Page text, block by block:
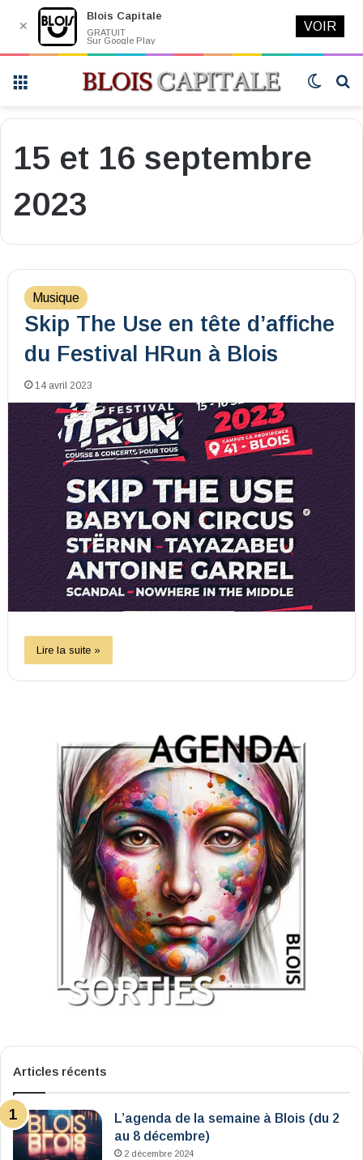
Switch
15 et 16 septembre
2023
Musique
Skip The Use en tête d’affiche
du Festival HRun à Blois
14 avril 2023
Lire la suite »
Articles récents
L’agenda de la semaine à Blois (du 2
au 8 décembre)
2 décembre 2024
✕
Blois Capitale
GRATUIT
Sur Google Play
VOIR